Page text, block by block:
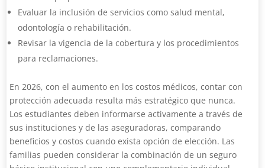
Evaluar la inclusión de servicios como salud mental,
odontología o rehabilitación.
Revisar la vigencia de la cobertura y los procedimientos
para reclamaciones.
En 2026, con el aumento en los costos médicos, contar con
protección adecuada resulta más estratégico que nunca.
Los estudiantes deben informarse activamente a través de
sus instituciones y de las aseguradoras, comparando
beneficios y costos cuando exista opción de elección. Las
familias pueden considerar la combinación de un seguro